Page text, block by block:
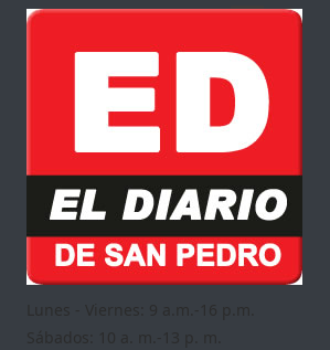
Lunes - Viernes: 9 a.m.-16 p.m.
Sábados: 10 a. m.-13 p. m.